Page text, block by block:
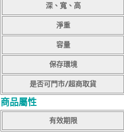
深、寬、高
淨重
容量
保存環境
是否可門市/超商取貨
商品屬性
有效期限